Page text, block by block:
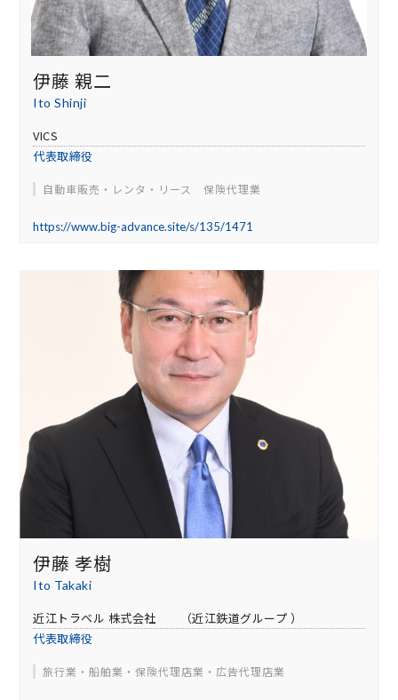
伊藤 親二
Ito Shinji
VICS
代表取締役
自動車販売・レンタ・リース 保険代理業
https://www.big-advance.site/s/135/1471
伊藤 孝樹
Ito Takaki
近江トラベル 株式会社 （近江鉄道グループ ）
代表取締役
旅行業・船舶業・保険代理店業・広告代理店業